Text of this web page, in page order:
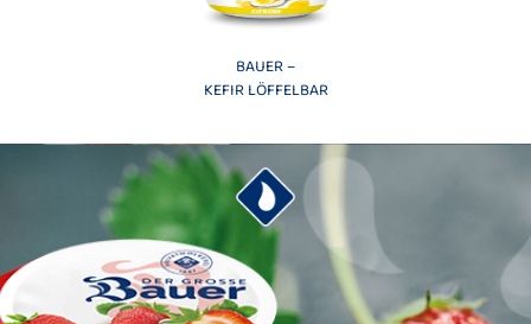
BAUER –
KEFIR LÖFFELBAR